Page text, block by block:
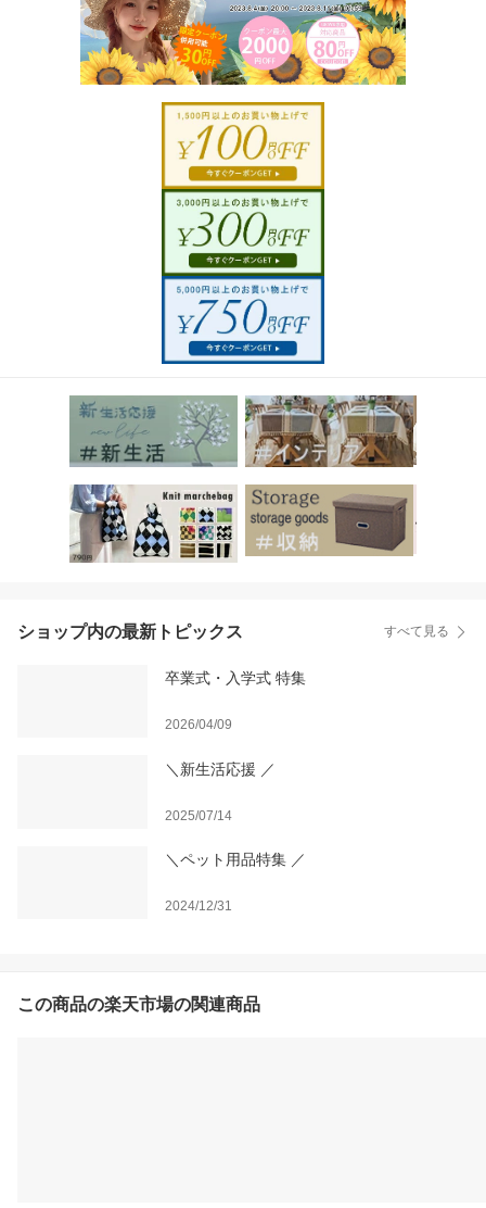
ショップ内の最新トピックス すべて見る
卒業式・入学式 特集
2026/04/09
＼新生活応援 ／
2025/07/14
＼ペット用品特集 ／
2024/12/31
この商品の楽天市場の関連商品